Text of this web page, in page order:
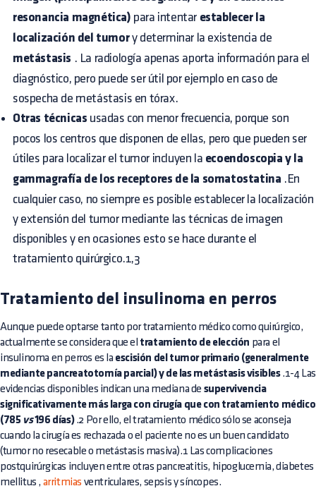
resonancia magnética) para intentar establecer la
localización del tumory determinar la existencia de
metástasis . La radiología apenas aporta información para el
diagnóstico, pero puede ser útil por ejemplo en caso de
sospecha de metástasis en tórax.
Otras técnicas usadas con menor frecuencia, porque son
pocos los centros que disponen de ellas, pero que pueden ser
útiles para localizar el tumor incluyen la ecoendoscopia y la
gammagrafía de los receptores de la somatostatina .En
cualquier caso, no siempre es posible establecer la localización
y extensión del tumor mediante las técnicas de imagen
disponibles y en ocasiones esto se hace durante el
tratamiento quirúrgico.1,3
Tratamiento del insulinoma en perros
Aunque puede optarse tanto por tratamiento médico como quirúrgico,
actualmente se considera que el tratamiento de elección para el
insulinoma en perros es la escisión del tumor primario (generalmente
mediante pancreatotomía parcial) y de las metástasis visibles.1-4 Las
evidencias disponibles indican una mediana de supervivencia
significativamente más larga con cirugía que con tratamiento médico
(785 vs196 días).2 Por ello, el tratamiento médico sólo se aconseja
cuando la cirugía es rechazada o el paciente no es un buen candidato
(tumor no resecable o metástasis masiva).1 Las complicaciones
postquirúrgicas incluyen entre otras pancreatitis, hipoglucemia,diabetes
mellitus , arritmias ventriculares, sepsis y síncopes.